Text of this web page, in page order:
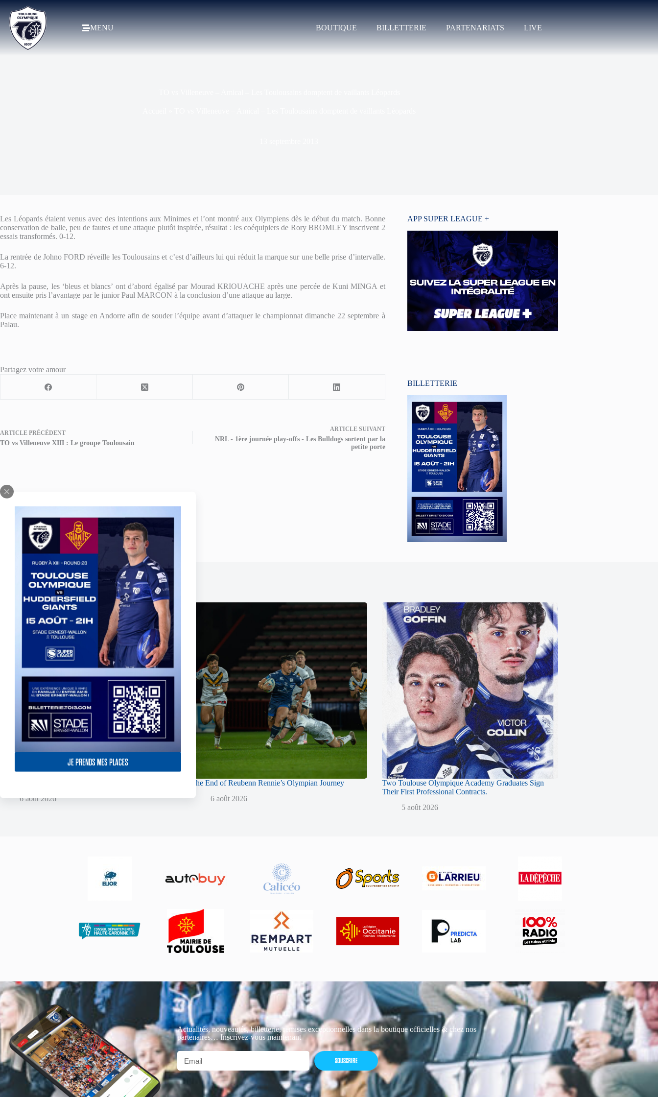
JE PRENDS MES PLACES
MENU BOUTIQUE BILLETTERIE PARTENARIATS LIVE
Les Léopards étaient venus avec des intentions aux Minimes et l’ont montré aux Olympiens dès le début du match. Bonne
conservation de balle, peu de fautes et une attaque plutôt inspirée, résultat : les coéquipiers de Rory BROMLEY inscrivent 2
essais transformés. 0-12.
La rentrée de Johno FORD réveille les Toulousains et c’est d’ailleurs lui qui réduit la marque sur une belle prise d’intervalle.
6-12.
Après la pause, les ‘bleus et blancs’ ont d’abord égalisé par Mourad KRIOUACHE après une percée de Kuni MINGA et
ont ensuite pris l’avantage par le junior Paul MARCON à la conclusion d’une attaque au large.
Place maintenant à un stage en Andorre afin de souder l’équipe avant d’attaquer le championnat dimanche 22 septembre à
Palau.
Partagez votre amour
ARTICLE PRÉCÉDENT
TO vs Villeneuve XIII : Le groupe Toulousain
ARTICLESUIVANT
NRL - 1ère journée play-offs - Les Bulldogs sortent par la
petite porte
APP SUPER LEAGUE +
BILLETTERIE
Publications similaires
6 août 2026
The End of Reubenn Rennie’s Olympian Journey
6 août 2026
Two Toulouse Olympique Academy Graduates Sign
Their First Professional Contracts.
5 août 2026
Actualités, nouveautés, billetterie, remises exceptionnelles dans la boutique officielles & chez nos
partenaires… Inscrivez-vous maintenant
SOUSCRIRE